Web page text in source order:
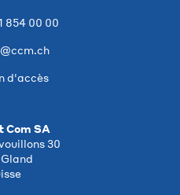
854 00 00
d'accès
Com SA
30
Gland